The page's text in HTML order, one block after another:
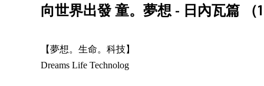
向世界出發 童。夢想 - 日內瓦篇 （
【夢想。生命。科技】
Dreams Life Technolog